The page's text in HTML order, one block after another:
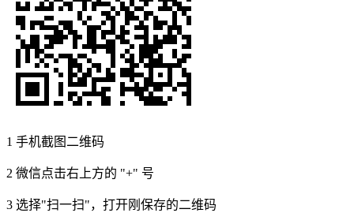
1 手机截图二维码
2 微信点击右上方的 "+" 号
3 选择"扫一扫"，打开刚保存的二维码